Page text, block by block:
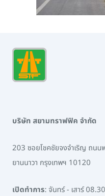
บริษัท สยามทราฟฟิค จำกัด
203 ซอยโชคชัยจงจำเริญ ถนน
ยานนาวา กรุงเทพฯ 10120
เปิดทำการ: จันทร์ - เสาร์